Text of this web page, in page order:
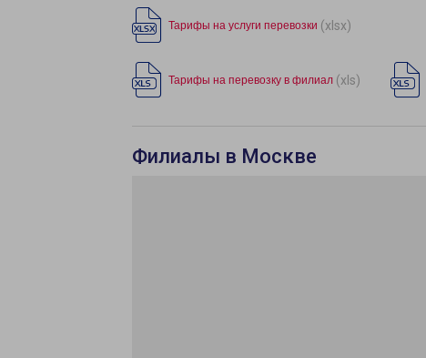
Тарифы на услуги перевозки (xlsx)
Тарифы на перевозку в филиал (xls)
Филиалы в Москве